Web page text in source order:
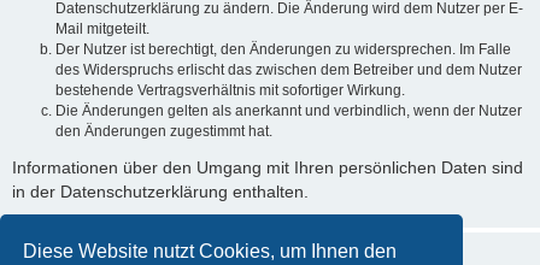
Diese Website nutzt Cookies, um Ihnen den
Datenschutzerklärung zu ändern. Die Änderung wird dem Nutzer per E-
Mail mitgeteilt.
Der Nutzer ist berechtigt, den Änderungen zu widersprechen. Im Falle
des Widerspruchs erlischt das zwischen dem Betreiber und dem Nutzer
bestehende Vertragsverhältnis mit sofortiger Wirkung.
Die Änderungen gelten als anerkannt und verbindlich, wenn der Nutzer
den Änderungen zugestimmt hat.
Informationen über den Umgang mit Ihren persönlichen Daten sind
in der Datenschutzerklärung enthalten.